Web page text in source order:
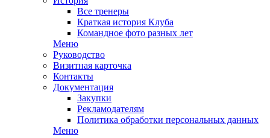
Все тренеры
Краткая история Клуба
Командное фото разных лет
Меню
Руководство
Визитная карточка
Контакты
Документация
Закупки
Рекламодателям
Политика обработки персональных данных
Меню